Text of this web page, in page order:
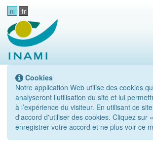
nl fr
Cookies
Notre application Web utilise des cookies
analyseront l’utilisation du site et lui
à l’expérience du visiteur. En utilisant ce
d'accord d'utiliser des cookies. Cliquez sur
enregistrer votre accord et ne plus voir ce